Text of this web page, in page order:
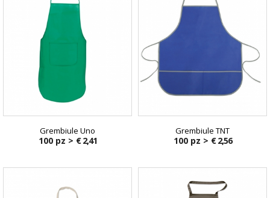
Grembiule Uno
100 pz > € 2,41
Grembiule TNT
100 pz > € 2,56